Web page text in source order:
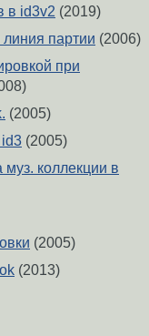
в id3v2 (2019)
линия партии (2006)
при
(2005)
id3 (2005)
коллекции в
(2005)
(2013)